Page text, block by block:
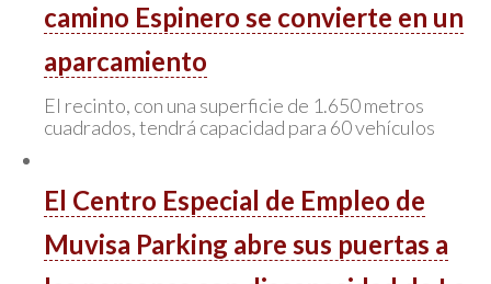
camino Espinero se convierte en un
aparcamiento
El recinto, con una superficie de 1.650 metros
cuadrados, tendrá capacidad para 60 vehículos
El Centro Especial de Empleo de
Muvisa Parking abre sus puertas a